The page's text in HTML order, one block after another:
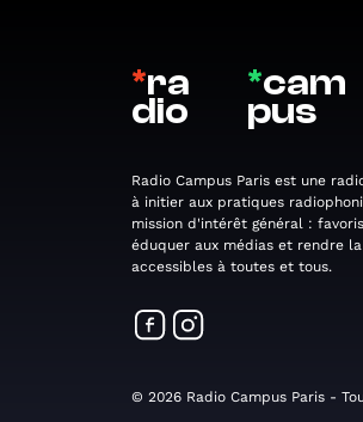
*ra
dio
*cam
pus
Radio Campus Paris est une
à initier aux pratiques
mission d'intérêt général :
éduquer aux médias et rendre
accessibles à toutes et tous.
© 2026 Radio Campus Paris -